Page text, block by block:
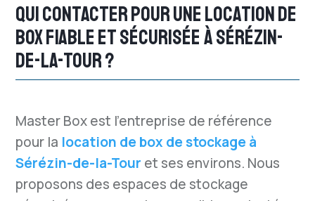
QUI CONTACTER POUR UNE LOCATION DE
BOX FIABLE ET SÉCURISÉE À SÉRÉZIN-
DE-LA-TOUR ?
Master Box est l’entreprise de référence
pour la location de box de stockage à
Sérézin-de-la-Tour et ses environs. Nous
proposons des espaces de stockage